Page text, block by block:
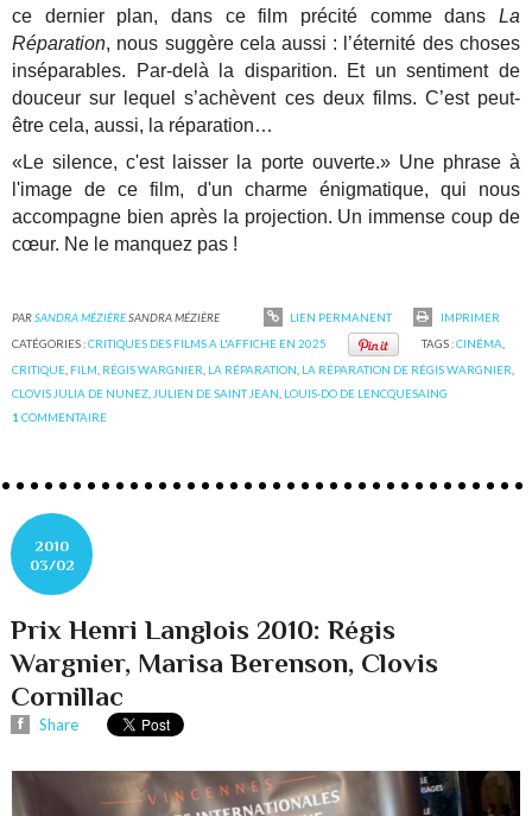
ce dernier plan, dans ce film précité comme dans La
Réparation, nous suggère cela aussi : l’éternité des choses
inséparables. Par-delà la disparition. Et un sentiment de
douceur sur lequel s’achèvent ces deux films. C’est peut-
être cela, aussi, la réparation…
«Le silence, c'est laisser la porte ouverte.» Une phrase à
l'image de ce film, d'un charme énigmatique, qui nous
accompagne bien après la projection. Un immense coup de
cœur. Ne le manquez pas !
PARSANDRA MÉZIÈRESANDRA MÉZIÈRE LIEN PERMANENT
IMPRIMER
CATÉGORIES :CRITIQUES DES FILMS A L'AFFICHE EN 2025 TAGS :CINÉMA
CRITIQUE FILM RÉGIS WARGNIER LA RÉPARATION LA RÉPARATION DE RÉGIS WARGNIER
CLOVIS JULIA DE NUNEZ JULIEN DE SAINT JEAN LOUIS-DO DE LENCQUESAING
1 COMMENTAIRE
2010
03/02
Prix Henri Langlois 2010: Régis
Wargnier, Marisa Berenson, Clovis
Cornillac
Share